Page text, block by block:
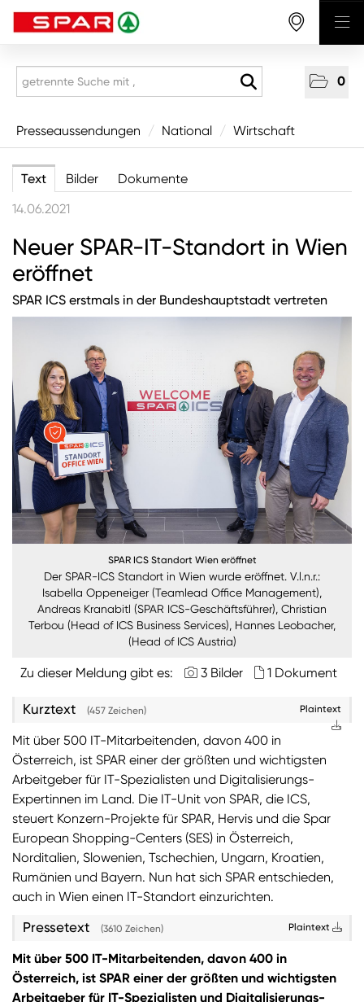
0
Presseaussendungen
Wirtschaft
Produkte
Mitarbeitende & Karriere
CSR/Soziales
Aus den Regionen
Nachhaltigkeit
ANMELDEN
Sie wollen unsere aktuellen Medienmitteilungen
automatisch per E-Mail erhalten? Dann tragen Sie
einfach Ihre Daten in unseren
Presseverteilerein
(Bitte beachten Sie, dass der Presseverteiler
ausschließlich für Medienkontakte und nicht für
Privatpersonen gedacht ist):
Zum Presseverteiler
Sie wollen Informationen über aktuelle Aktionen,
Produktneuheiten, attraktive Gewinnspiele uvm.
erhalten? Dann melden Sie sich zum
SPAR
Newsletteran:
Zum SPAR Newsletter
Presseaussendungen / National / Wirtschaft
Text Bilder
Dokumente
14.06.2021
Neuer SPAR-IT-Standort in Wien
eröffnet
SPAR ICS erstmals in der Bundeshauptstadt vertreten
SPAR ICS Standort Wien eröffnet
Der SPAR-ICS Standort in Wien wurde eröffnet. V.l.n.r.:
Isabella Oppeneiger (Teamlead Office Management),
Andreas Kranabitl (SPAR ICS-Geschäftsführer), Christian
Terbou (Head of ICS Business Services), Hannes Leobacher,
(Head of ICS Austria)
Zu dieser Meldung gibt es: 3 Bilder 1 Dokument
Kurztext (457 Zeichen) Plaintext
Mit über 500 IT-Mitarbeitenden, davon 400 in
Österreich, ist SPAR einer der größten und wichtigsten
Arbeitgeber für IT-Spezialisten und Digitalisierungs-
Expertinnen im Land. Die IT-Unit von SPAR, die ICS,
steuert Konzern-Projekte für SPAR, Hervis und die Spar
European Shopping-Centers (SES) in Österreich,
Norditalien, Slowenien, Tschechien, Ungarn, Kroatien,
Rumänien und Bayern. Nun hat sich SPAR entschieden,
auch in Wien einen IT-Standort einzurichten.
Pressetext (3610 Zeichen) Plaintext
Mit über 500 IT-Mitarbeitenden, davon 400 in
Österreich, ist SPAR einer der größten und wichtigsten
Arbeitgeber für IT-Spezialisten und Digitalisierungs-